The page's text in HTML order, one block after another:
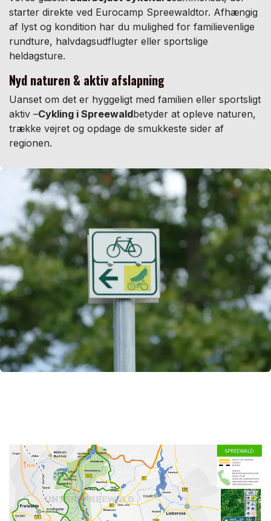
starter direkte ved Eurocamp Spreewaldtor. Afhængig
af lyst og kondition har du mulighed for familievenlige
rundture, halvdagsudflugter eller sportslige
heldagsture.
Nyd naturen & aktiv afslapning
Uanset om det er hyggeligt med familien eller sportsligt
aktiv –Cykling i Spreewaldbetyder at opleve naturen,
trække vejret og opdage de smukkeste sider af
regionen.